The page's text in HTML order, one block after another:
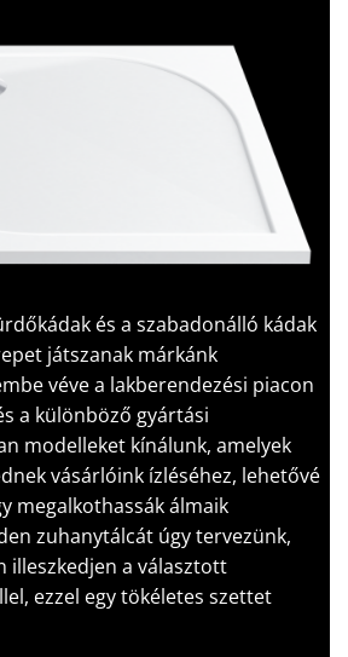
és a szabadonálló kádak
játszanak márkánk
véve a lakberendezési piacon
a különböző gyártási
modelleket kínálunk, amelyek
vásárlóink ízléséhez, lehetővé
megalkothassák álmaik
zuhanytálcát úgy tervezünk,
illeszkedjen a választott
ezzel egy tökéletes szettet